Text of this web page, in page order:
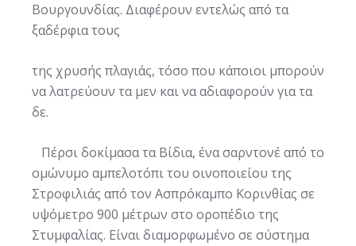
Βουργουνδίας. Διαφέρουν εντελώς από τα
ξαδέρφια τους
της χρυσής πλαγιάς, τόσο που κάποιοι μπορούν
να λατρεύουν τα μεν και να αδιαφορούν για τα
δε.
Πέρσι δοκίμασα τα Βίδια, ένα σαρντονέ από το
ομώνυμο αμπελοτόπι του οινοποιείου της
Στροφιλιάς από τον Ασπρόκαμπο Κορινθίας σε
υψόμετρο 900 μέτρων στο οροπέδιο της
Στυμφαλίας. Είναι διαμορφωμένο σε σύστημα